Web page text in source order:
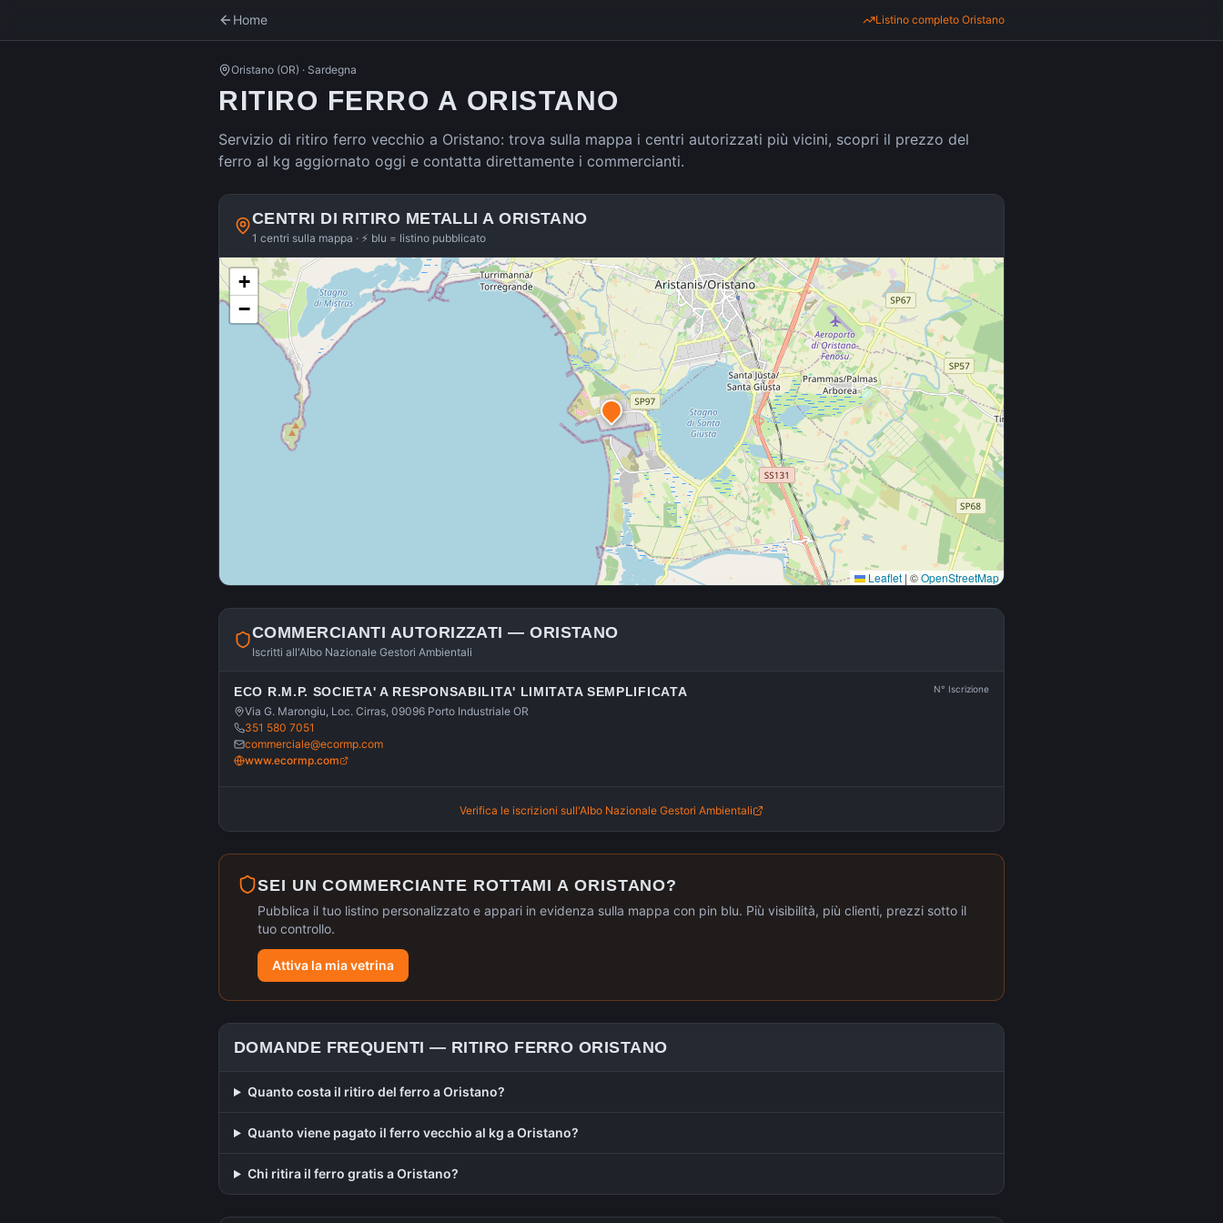
Home Listino completo Oristano
Oristano (OR) · Sardegna
RITIRO FERRO A ORISTANO
Servizio di ritiro ferro vecchio a Oristano: trova sulla mappa i centri autorizzati più vicini, scopri il prezzo del
ferro al kg aggiornato oggi e contatta direttamente i commercianti.
CENTRI DI RITIRO METALLI AORISTANO
1 centri sulla mappa · ⚡ blu = listino pubblicato
+
−
Leaflet | ©OpenStreetMap
COMMERCIANTI AUTORIZZATI —ORISTANO
Iscritti all'Albo Nazionale Gestori Ambientali
ECO R.M.P. SOCIETA' A RESPONSABILITA' LIMITATA SEMPLIFICATA
Via G. Marongiu, Loc. Cirras, 09096 Porto Industriale OR
351 580 7051
commerciale@ecormp.com
www.ecormp.com
N° Iscrizione
Verifica le iscrizioni sull'Albo Nazionale Gestori Ambientali
SEI UN COMMERCIANTE ROTTAMI A ORISTANO?
Pubblica il tuo listino personalizzato e appari in evidenza sulla mappa con pin blu. Più visibilità, più clienti, prezzi sotto il
tuo controllo.
Attiva la mia vetrina
DOMANDE FREQUENTI — RITIRO FERRO ORISTANO
Quanto costa il ritiro del ferro a Oristano?
Quanto viene pagato il ferro vecchio al kg a Oristano?
Chi ritira il ferro gratis a Oristano?